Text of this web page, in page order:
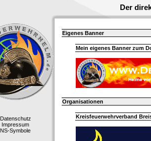
Der
Datenschutz
Impressum
NS-Symbole
Eigenes Banner
Mein eigenes Banner zum
Organisationen
Kreisfeuerwehrverband